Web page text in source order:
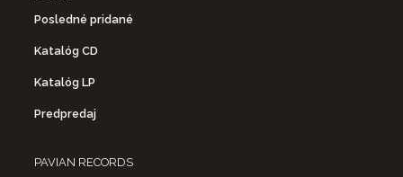
Posledné pridané
Katalóg CD
Katalóg LP
Predpredaj
PAVIAN RECORDS